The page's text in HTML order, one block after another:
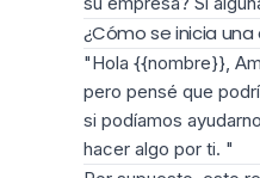
¿Cómo se inicia
"Hola {{nombre}},
pero pensé que
si podíamos
hacer algo por ti. "